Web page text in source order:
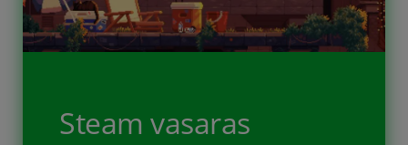
Steam vasaras